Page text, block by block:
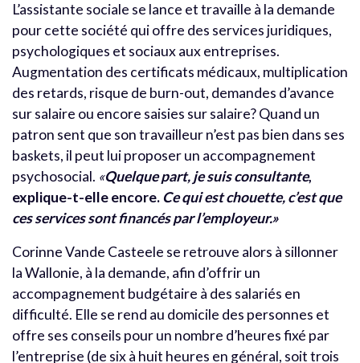
L’assistante sociale se lance et travaille à la demande
pour cette société qui offre des services juridiques,
psychologiques et sociaux aux entreprises.
Augmentation des certificats médicaux, multiplication
des retards, risque de burn-out, demandes d’avance
sur salaire ou encore saisies sur salaire? Quand un
patron sent que son travailleur n’est pas bien dans ses
baskets, il peut lui proposer un accompagnement
psychosocial. «Quelque part, je suis consultante,
explique-t-elle encore.Ce qui est chouette, c’est que
ces services sont financés par l’employeur.»
Corinne Vande Casteele se retrouve alors à sillonner
la Wallonie, à la demande, afin d’offrir un
accompagnement budgétaire à des salariés en
difficulté. Elle se rend au domicile des personnes et
offre ses conseils pour un nombre d’heures fixé par
l’entreprise (de six à huit heures en général, soit trois